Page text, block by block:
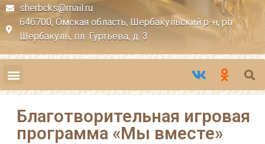
sherbcks@mail.ru
646700, Омская область, Шербакульский р-н, рп
Шербакуль, пл. Гуртьева, д. 3
Благотворительная игровая
программа «Мы вместе»